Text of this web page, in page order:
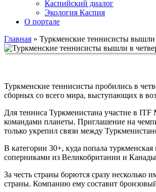
Каспийский диалог
Экология Каспия
О портале
Главная » Туркменские теннисисты вышли
Туркменские теннисисты пробились в
сборных со всего мира, выступающих в
Для тенниса Туркменистана участие в
командами планеты. Приглашение на
только укрепил связи между
В категории 30+, куда попала
соперниками из Великобритании и
За честь страны борются сразу
страны. Компанию ему составит